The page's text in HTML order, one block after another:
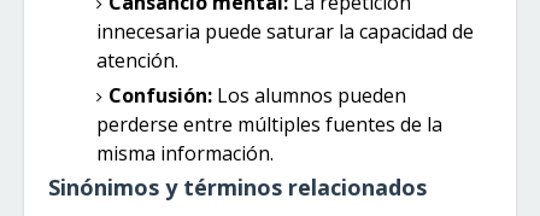
innecesaria puede saturar la capacidad de
atención.
Confusión: Los alumnos pueden
perderse entre múltiples fuentes de la
misma información.
Sinónimos y términos relacionados